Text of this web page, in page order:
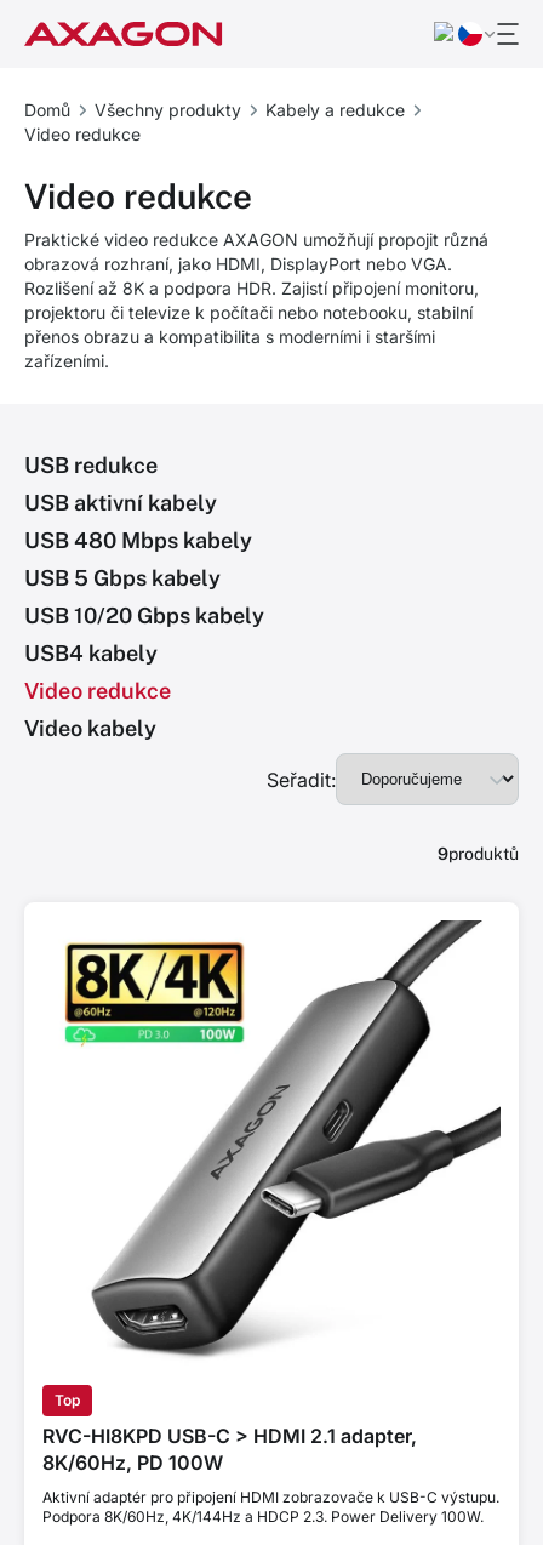
Domů Všechny produkty
Kabely a redukce
Video redukce
Video redukce
Praktické video redukce AXAGON umožňují propojit různá
obrazová rozhraní, jako HDMI, DisplayPort nebo VGA.
Rozlišení až 8K a podpora HDR. Zajistí připojení monitoru,
projektoru či televize k počítači nebo notebooku, stabilní
přenos obrazu a kompatibilita s moderními i staršími
zařízeními.
USB redukce
USB aktivní kabely
USB 480 Mbps kabely
USB 5 Gbps kabely
USB 10/20 Gbps kabely
USB4 kabely
Video redukce
Video kabely
Seřadit:
9produktů
Top
RVC-HI8KPD USB-C > HDMI 2.1 adapter,
8K/60Hz, PD 100W
Aktivní adaptér pro připojení HDMI zobrazovače k USB-C výstupu.
Podpora 8K/60Hz, 4K/144Hz a HDCP 2.3. Power Delivery 100W.